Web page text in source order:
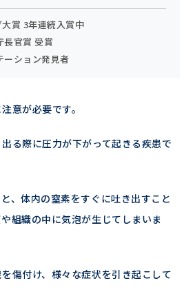
賞 3年連続入賞中
長官賞 受賞
ーション発見者
意が必要です。
る際に圧力が下がって起きる疾患で
、体内の窒素をすぐに吐き出すこと
組織の中に気泡が生じてしまいま
傷付け、様々な症状を引き起こして